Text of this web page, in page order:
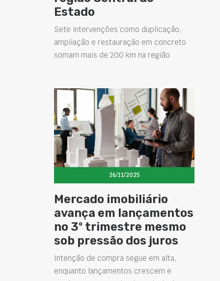
Estado
Sete intervenções como duplicação,
ampliação e restauração em concreto
somam mais de 200 km na região
26/11/2025
Mercado imobiliário
avança em lançamentos
no 3º trimestre mesmo
sob pressão dos juros
Intenção de compra segue em alta,
enquanto lançamentos crescem e